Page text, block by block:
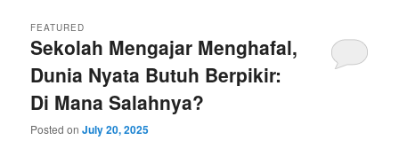
Sekolah Mengajar Menghafal,
Dunia Nyata Butuh Berpikir:
Di Mana Salahnya?
FEATURED
Posted onJuly 20, 2025